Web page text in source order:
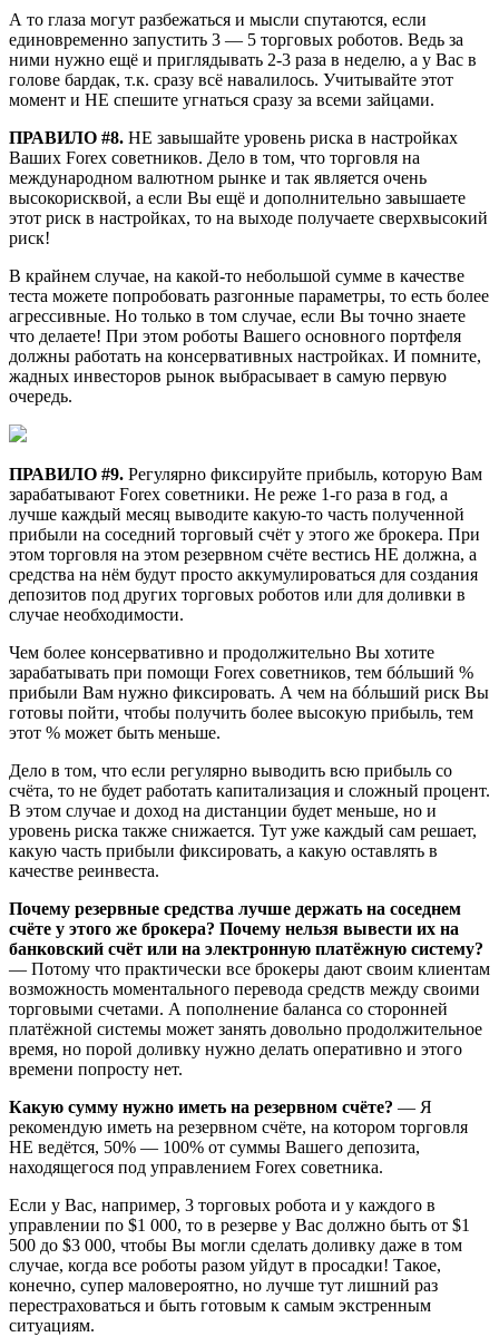
А то глаза могут разбежаться и мысли спутаются, если
единовременно запустить 3 — 5 торговых роботов. Ведь за
ними нужно ещё и приглядывать 2-3 раза в неделю, а у Вас в
голове бардак, т.к. сразу всё навалилось. Учитывайте этот
момент и НЕ спешите угнаться сразу за всеми зайцами.
ПРАВИЛО #8. НЕ завышайте уровень риска в настройках
Ваших Forex советников. Дело в том, что торговля на
международном валютном рынке и так является очень
высокорисквой, а если Вы ещё и дополнительно завышаете
этот риск в настройках, то на выходе получаете сверхвысокий
риск!
В крайнем случае, на какой-то небольшой сумме в качестве
теста можете попробовать разгонные параметры, то есть более
агрессивные. Но только в том случае, если Вы точно знаете
что делаете! При этом роботы Вашего основного портфеля
должны работать на консервативных настройках. И помните,
жадных инвесторов рынок выбрасывает в самую первую
очередь.
ПРАВИЛО #9. Регулярно фиксируйте прибыль, которую Вам
зарабатывают Forex советники. Не реже 1-го раза в год, а
лучше каждый месяц выводите какую-то часть полученной
прибыли на соседний торговый счёт у этого же брокера. При
этом торговля на этом резервном счёте вестись НЕ должна, а
средства на нём будут просто аккумулироваться для создания
депозитов под других торговых роботов или для доливки в
случае необходимости.
Чем более консервативно и продолжительно Вы хотите
зарабатывать при помощи Forex советников, тем бóльший %
прибыли Вам нужно фиксировать. А чем на бóльший риск Вы
готовы пойти, чтобы получить более высокую прибыль, тем
этот % может быть меньше.
Дело в том, что если регулярно выводить всю прибыль со
счёта, то не будет работать капитализация и сложный процент.
В этом случае и доход на дистанции будет меньше, но и
уровень риска также снижается. Тут уже каждый сам решает,
какую часть прибыли фиксировать, а какую оставлять в
качестве реинвеста.
Почему резервные средства лучше держать на соседнем
счёте у этого же брокера? Почему нельзя вывести их на
банковский счёт или на электронную платёжную систему?
— Потому что практически все брокеры дают своим клиентам
возможность моментального перевода средств между своими
торговыми счетами. А пополнение баланса со сторонней
платёжной системы может занять довольно продолжительное
время, но порой доливку нужно делать оперативно и этого
времени попросту нет.
Какую сумму нужно иметь на резервном счёте? — Я
рекомендую иметь на резервном счёте, на котором торговля
НЕ ведётся, 50% — 100% от суммы Вашего депозита,
находящегося под управлением Forex советника.
Если у Вас, например, 3 торговых робота и у каждого в
управлении по $1 000, то в резерве у Вас должно быть от $1
500 до $3 000, чтобы Вы могли сделать доливку даже в том
случае, когда все роботы разом уйдут в просадки! Такое,
конечно, супер маловероятно, но лучше тут лишний раз
перестраховаться и быть готовым к самым экстренным
ситуациям.